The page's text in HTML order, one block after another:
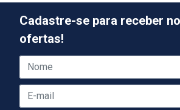
Cadastre-se para receber
ofertas!